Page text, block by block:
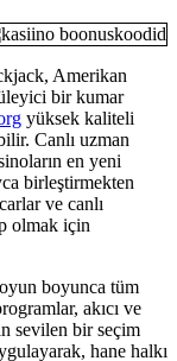
Amerikan
bir kumar
yüksek kaliteli
Canlı uzman
en yeni
birleştirmekten
ve canlı
olmak için
boyunca tüm
akıcı ve
sevilen bir seçim
hane halkı